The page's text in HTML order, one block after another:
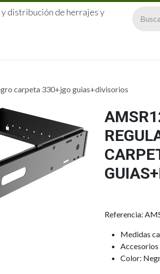
distribución de herrajes y
carpeta 330+jgo guias+divisorios
Referencia:
Medidas
Color: